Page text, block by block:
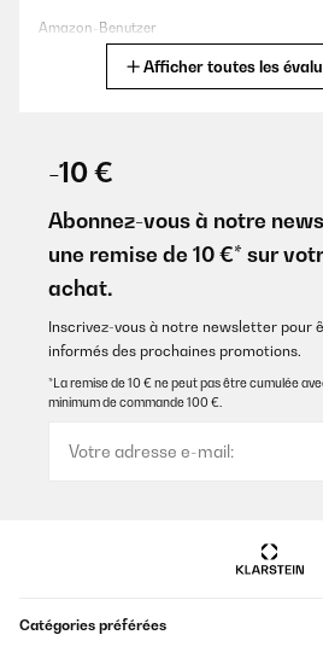
Amazon-Benutzer
Bis jetzt sind wir top zufrieden.
Amazon-Benutzer
Traduire
nacharbeiten und anpassen.
Afficher toutes les
-10 €
Abonnez-vous à notre
une remise de 10 €* sur
achat.
Inscrivez-vous à notre newsletter pour
informés des prochaines promotions.
*La remise de 10 € ne peut pas être cumulée
minimum de commande 100 €.
Catégories préférées